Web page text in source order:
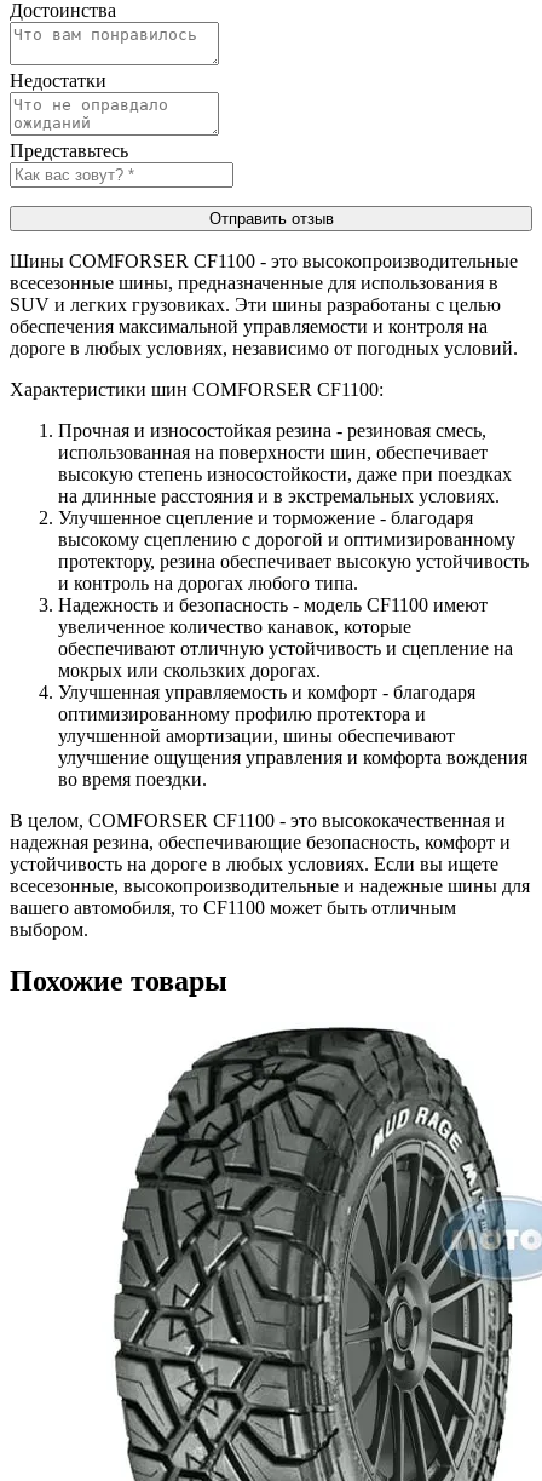
Достоинства
Недостатки
Представьтесь
Отправить отзыв
Шины COMFORSER CF1100 - это высокопроизводительные
всесезонные шины, предназначенные для использования в
SUV и легких грузовиках. Эти шины разработаны с целью
обеспечения максимальной управляемости и контроля на
дороге в любых условиях, независимо от погодных условий.
Характеристики шин COMFORSER CF1100:
Прочная и износостойкая резина - резиновая смесь,
использованная на поверхности шин, обеспечивает
высокую степень износостойкости, даже при поездках
на длинные расстояния и в экстремальных условиях.
Улучшенное сцепление и торможение - благодаря
высокому сцеплению с дорогой и оптимизированному
протектору, резина обеспечивает высокую устойчивость
и контроль на дорогах любого типа.
Надежность и безопасность - модель CF1100 имеют
увеличенное количество канавок, которые
обеспечивают отличную устойчивость и сцепление на
мокрых или скользких дорогах.
Улучшенная управляемость и комфорт - благодаря
оптимизированному профилю протектора и
улучшенной амортизации, шины обеспечивают
улучшение ощущения управления и комфорта вождения
во время поездки.
В целом, COMFORSER CF1100 - это высококачественная и
надежная резина, обеспечивающие безопасность, комфорт и
устойчивость на дороге в любых условиях. Если вы ищете
всесезонные, высокопроизводительные и надежные шины для
вашего автомобиля, то CF1100 может быть отличным
выбором.
Похожие товары